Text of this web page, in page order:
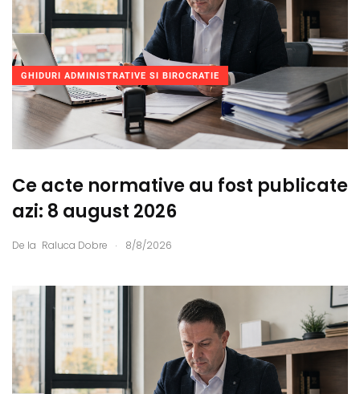
GHIDURI ADMINISTRATIVE SI BIROCRATIE
Ce acte normative au fost publicate
azi: 8 august 2026
De la Raluca Dobre . 8/8/2026